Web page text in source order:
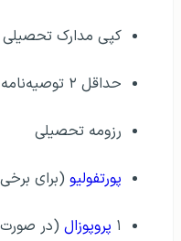
کپی مدارک تحصیلی
حداقل ۲ توصیه‌نامه آکادمیک
رزومه تحصیلی
پورتفولیو (برای
۱ پروپوزال (در صورت